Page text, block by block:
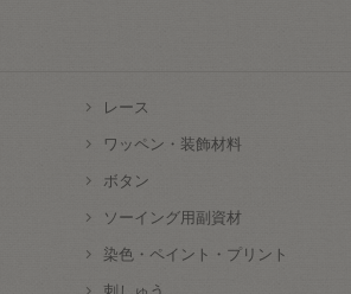
レース
ワッペン・装飾材料
ボタン
ソーイング用副資材
染色・ペイント・プリント